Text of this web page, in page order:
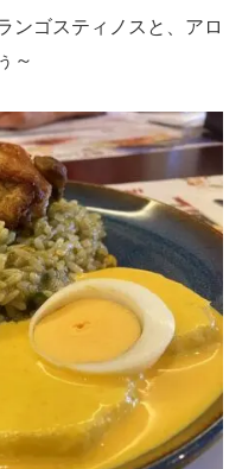
ンゴスティノスと、アロ
～